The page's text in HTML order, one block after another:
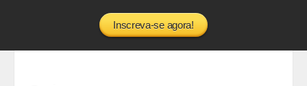
Inscreva-se agora!